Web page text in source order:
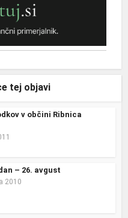
tej objavi
v občini Ribnica
– 26. avgust
2010